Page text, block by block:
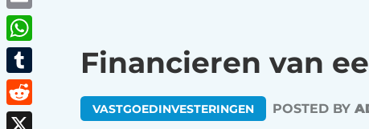
Financieren van
VASTGOEDINVESTERINGEN POSTED BY
Email
WhatsApp
Tumblr
Reddit